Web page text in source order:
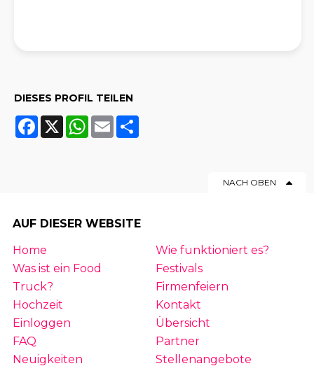
DIESES PROFIL TEILEN
Facebook
X WhatsApp
Email
NACH OBEN
AUF DIESER WEBSITE
Home
Wie funktioniert es?
Was ist ein Food
Truck?
Festivals
Firmenfeiern
Hochzeit
Kontakt
Einloggen
Übersicht
FAQ
Partner
Neuigkeiten
Stellenangebote